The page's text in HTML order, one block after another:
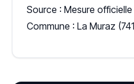
Source : Mesure
Commune : La Muraz